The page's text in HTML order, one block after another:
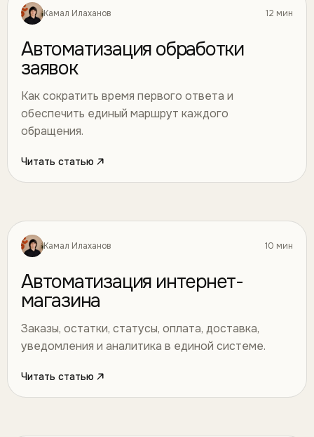
Автоматизация 35
Камал Илаханов 12 мин
Автоматизация обработки
заявок
Как сократить время первого ответа и
обеспечить единый маршрут каждого
обращения.
Читать статью
Автоматизация 36
Камал Илаханов 10 мин
Автоматизация интернет-
магазина
Заказы, остатки, статусы, оплата, доставка,
уведомления и аналитика в единой системе.
Читать статью